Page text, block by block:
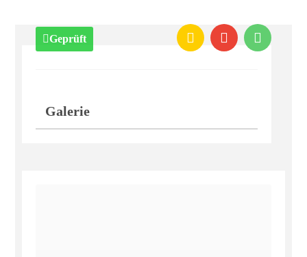
Geprüft
Galerie